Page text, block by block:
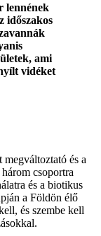
lennének
időszakos
ami
vidéket
megváltoztató és a
csoportra
és a biotikus
a Földön élő
és szembe kell